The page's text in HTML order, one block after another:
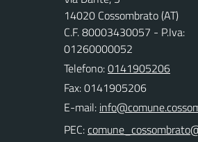
14020 Cossombrato (AT)
C.F. 80003430057 - P.Iva:
01260000052
Telefono:0141905206
Fax: 0141905206
E-mail:
PEC: